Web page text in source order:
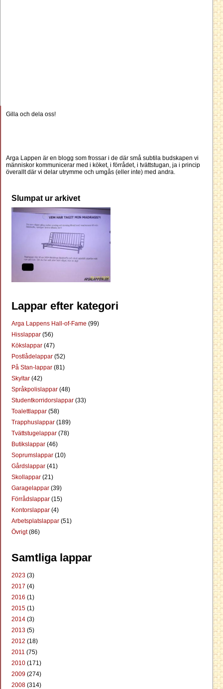
Gilla och dela oss!
Arga Lappen är en blogg som frossar i de där små subtila budskapen vi
människor kommunicerar med i köket, i förrådet, i tvättstugan, ja i princip
överallt där vi delar utrymme och umgås (eller inte) med andra.
Slumpat ur arkivet
Lappar efter kategori
Arga Lappens Hall-of-Fame (99)
Hisslappar (56)
Kökslappar (47)
Postlådelappar (52)
På Stan-lappar (81)
Skyltar (42)
Språkpolislappar (48)
Studentkorridorslappar (33)
Toalettlappar (58)
Trapphuslappar (189)
Tvättstugelappar (78)
Butikslappar (46)
Soprumslappar (10)
Gårdslappar (41)
Skollappar (21)
Garagelappar (39)
Förrådslappar (15)
Kontorslappar (4)
Arbetsplatslappar (51)
Övrigt(86)
Samtliga lappar
2023 (3)
2017 (4)
2016 (1)
2015 (1)
2014 (3)
2013 (5)
2012 (18)
2011 (75)
2010 (171)
2009 (274)
2008 (314)